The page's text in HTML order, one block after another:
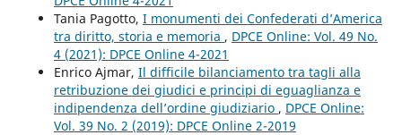
Tania Pagotto, I monumenti dei Confederati d’America
tra diritto, storia e memoria , DPCE Online: Vol. 49 No.
4 (2021): DPCE Online 4-2021
Enrico Ajmar, Il difficile bilanciamento tra tagli alla
retribuzione dei giudici e principi di eguaglianza e
indipendenza dell’ordine giudiziario , DPCE Online:
Vol. 39 No. 2 (2019): DPCE Online 2-2019